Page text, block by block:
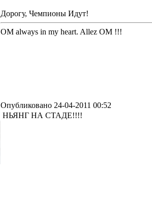
Дорогу, Чемпионы Идут!
OM always in my heart. Allez OM !!!
Опубликовано 24-04-2011 00:52
НЬЯНГ НА СТАДЕ!!!!